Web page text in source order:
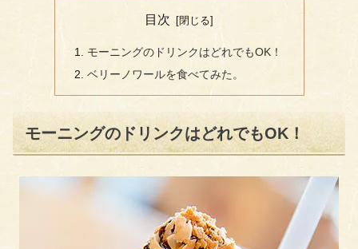
目次
モーニングのドリンクはどれでもOK！
ベリーノワールを食べてみた。
モーニングのドリンクはどれでもOK！